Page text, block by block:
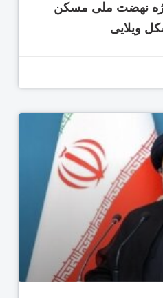
پروژه نهضت ملی مسکن
ویلایی